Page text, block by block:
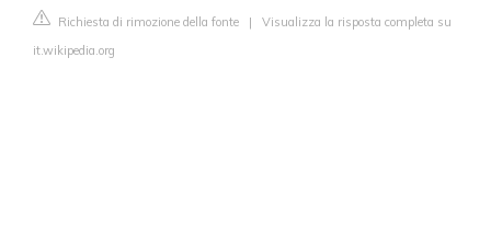
Richiesta di rimozione della fonte | Visualizza la risposta completa su
it.wikipedia.org